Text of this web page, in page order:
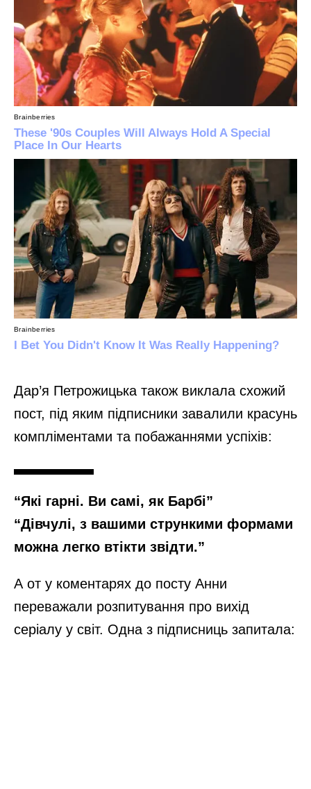
Дар’я Петрожицька також виклала схожий
пост, під яким підписники завалили красунь
компліментами та побажаннями успіхів:
“Які гарні. Ви самі, як Барбі”
“Дівчулі, з вашими стрункими формами
можна легко втікти звідти.”
А от у коментарях до посту Анни
переважали розпитування про вихід
серіалу у світ. Одна з підписниць запитала: